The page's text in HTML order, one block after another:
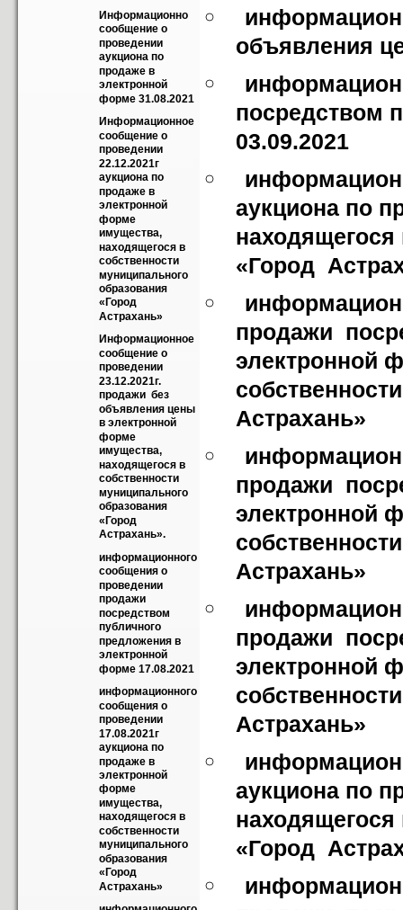
Информационно
сообщение о
проведении
аукциона по
продаже в
электронной
форме 31.08.2021
Информационное
сообщение о
проведении
22.12.2021г
аукциона по
продаже в
электронной
форме
имущества,
находящегося в
собственности
муниципального
образования
«Город
Астрахань»
Информационное
сообщение о
проведении
23.12.2021г.
продажи  без
объявления цены
в электронной
форме
имущества,
находящегося в
собственности
муниципального
образования
«Город
Астрахань».
информационного
сообщения о
проведении
продажи
посредством
публичного
предложения в
электронной
форме 17.08.2021
информационного
сообщения о
проведении
17.08.2021г
аукциона по
продаже в
электронной
форме
имущества,
находящегося в
собственности
муниципального
образования
«Город
Астрахань»
объявления
посредством
03.09.2021
аукциона по
находящегося
«Город
продажи
электронной
Астрахань»
продажи
электронной
Астрахань»
продажи
электронной
Астрахань»
аукциона по
находящегося
«Город